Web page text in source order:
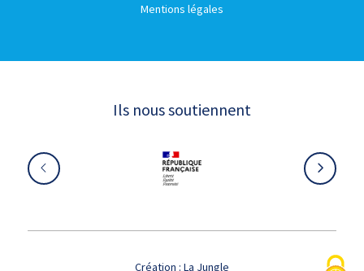
Mentions légales
Ils nous soutiennent
Création : La Jungle